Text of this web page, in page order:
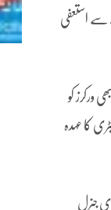
سے استعفی
ورکرز کو
کا عہدہ
جنرل